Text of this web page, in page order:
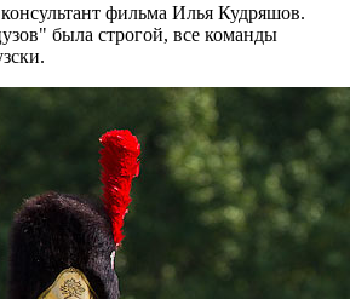
фильма Илья Кудряшов.
была строгой, все команды